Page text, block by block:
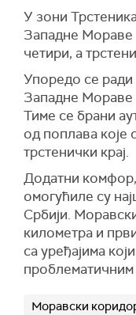
У зони
Западне Мораве
четири, а
Упоредо се
Западне Мораве
Тиме се брани
од поплава које
трстенички крај.
Додатни
омогућиле су
Србији.
километра и
са уређајима
проблематичним
Моравски